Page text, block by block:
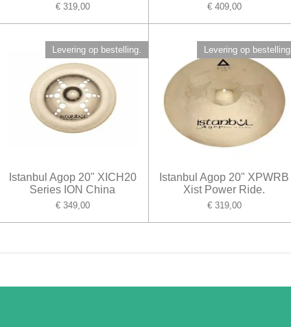
€ 319,00 € 409,00
Levering op bestelling.
Istanbul Agop 20" XICH20
Series ION China
€ 349,00
Levering op bestelling.
Istanbul Agop 20" XPWRB
Xist Power Ride.
€ 319,00